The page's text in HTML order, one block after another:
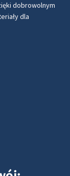
dobrowolnym
dla